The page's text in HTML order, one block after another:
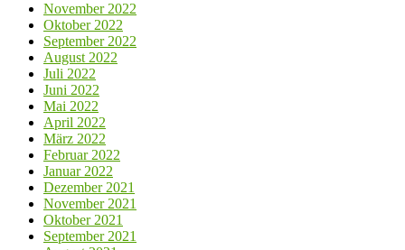
November 2022
Oktober 2022
September 2022
August 2022
Juli 2022
Juni 2022
Mai 2022
April 2022
März 2022
Februar 2022
Januar 2022
Dezember 2021
November 2021
Oktober 2021
September 2021